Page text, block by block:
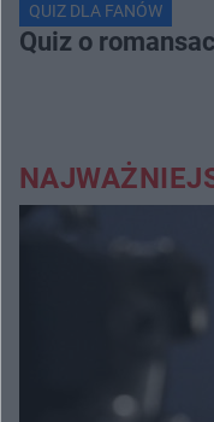
QUIZ DLA FANÓW
Quiz o